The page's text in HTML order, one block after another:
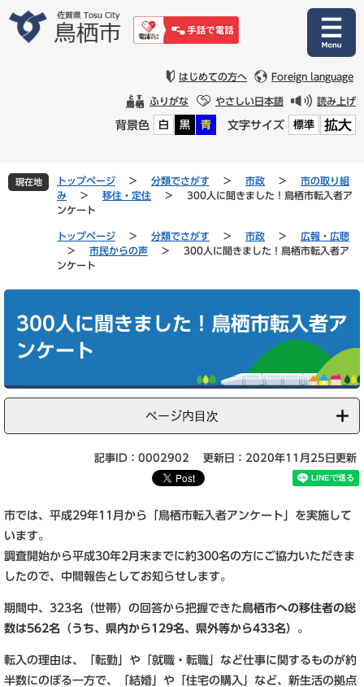
文
はじめての方へ Foreign language
ふりがな やさしい日本語 読み上げ
背景色 白 黒 青 文字サイズ 標準 拡大
現在地 トップページ > 分類でさがす > 市政 >
市の取り組
み
> 移住・定住 >
300人に聞きました！鳥栖市転入者ア
ンケート
トップページ > 分類でさがす > 市政 >
広報・広聴
>
市民からの声 >
300人に聞きました！鳥栖市転入者ア
ンケート
300人に聞きました！鳥栖市転入者ア
ンケート
ページ内目次
記事ID：0002902 更新日：2020年11月25日更新
市では、平成29年11月から「鳥栖市転入者アンケート」を実施して
います。
調査開始から平成30年2月末までに約300名の方にご協力いただきま
したので、中間報告としてお知らせします。
期間中、323名（世帯）の回答から把握できた鳥栖市への移住者の総
数は562名（うち、県内から129名、県外等から433名） 。
転入の理由は、「転勤」や「就職・転職」など仕事に関するものが約
半数にのぼる一方で、「結婚」や「住宅の購入」など、新生活の拠点